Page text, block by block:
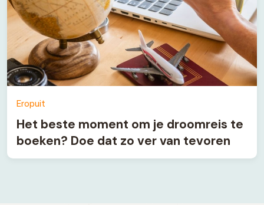
Eropuit
Het beste moment om je droomreis te
boeken? Doe dat zo ver van tevoren